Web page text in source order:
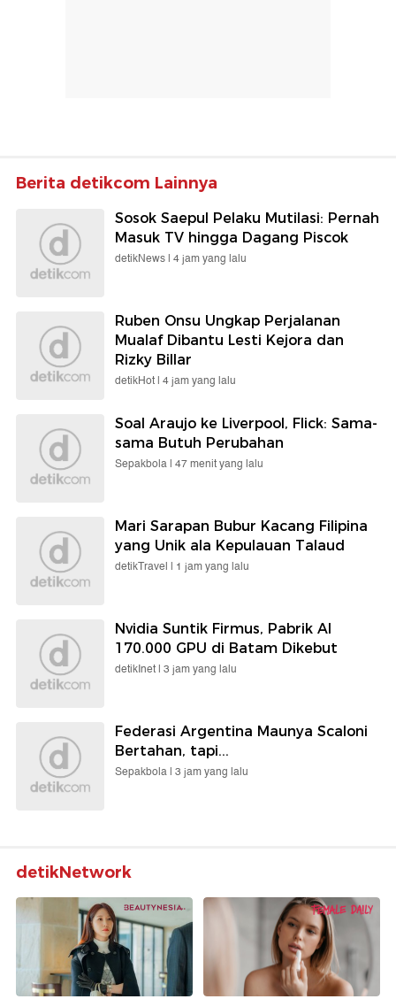
Berita detikcom Lainnya
Sosok Saepul Pelaku Mutilasi: Pernah
Masuk TV hingga Dagang Piscok
detikNews | 4 jam yang lalu
Ruben Onsu Ungkap Perjalanan
Mualaf Dibantu Lesti Kejora dan
Rizky Billar
detikHot | 4 jam yang lalu
Soal Araujo ke Liverpool, Flick: Sama-
sama Butuh Perubahan
Sepakbola | 47 menit yang lalu
Mari Sarapan Bubur Kacang Filipina
yang Unik ala Kepulauan Talaud
detikTravel | 1 jam yang lalu
Nvidia Suntik Firmus, Pabrik AI
170.000 GPU di Batam Dikebut
detikInet | 3 jam yang lalu
Federasi Argentina Maunya Scaloni
Bertahan, tapi...
Sepakbola | 3 jam yang lalu
detikNetwork